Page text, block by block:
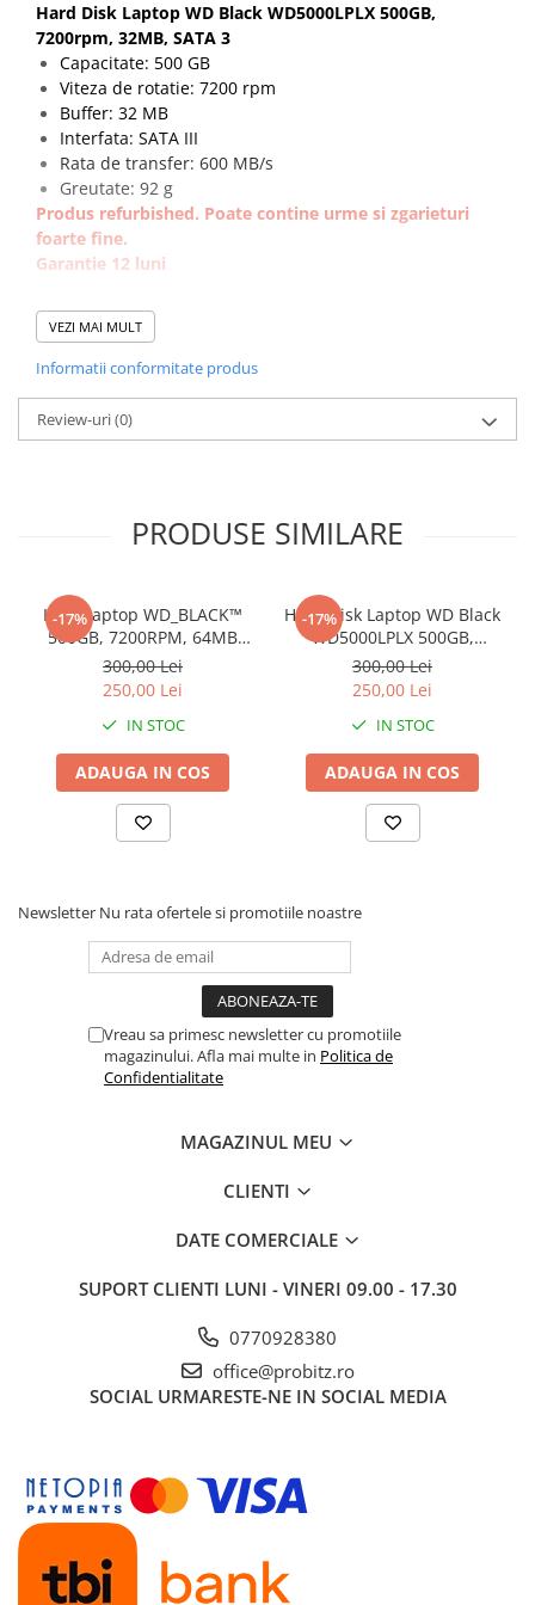
Calculatoare All-in-One RENEW
Componente All-in-One
Monitoare
Monitoare NOI
Monitoare Refurbished
Monitoare Renew
Monitoare Second-Hand
Servere
Accesorii server
Cabinete metalice
Carcase server
Sisteme server
Periferice
Periferice PC
Hard Disk-uri & SSD-uri externe
UPS-uri
Accesorii UPS-uri
Statii GRAFICE
Statii GRAFICE Refurbished
Imprimante&Consumabile
Cartuse cerneala
Multifunctionale laser
Accesorii switch-uri
Adaptoare PowerLAN
Alte accesorii retea
Access Points & Range Extendere
Placi de retea
Hard Disk Laptop WD Black WD5000LPLX 500GB,
7200rpm, 32MB, SATA 3
Capacitate: 500 GB
Viteza de rotatie: 7200 rpm
Buffer: 32 MB
Interfata: SATA III
Rata de transfer: 600 MB/s
Greutate: 92 g
Produs refurbished. Poate contine urme si zgarieturi
foarte fine.
Garantie 12 luni
VEZI MAI MULT
Informatii conformitate produs
Review-uri(0)
PRODUSE SIMILARE
-17%
HDD Laptop WD_BLACK™
500GB, 7200RPM, 64MB
cache, SATA-III
300,00 Lei
250,00 Lei
IN STOC
ADAUGA IN COS
-17%
Hard Disk Laptop WD Black
WD5000LPLX 500GB,
7200rpm, 32MB, SATA 3
300,00 Lei
250,00 Lei
IN STOC
ADAUGA IN COS
Newsletter Nu rata ofertele si promotiile noastre
Vreau sa primesc newsletter cu promotiile
magazinului. Afla mai multe in Politica de
Confidentialitate
MAGAZINUL MEU
CLIENTI
DATE COMERCIALE
SUPORT CLIENTI LUNI - VINERI 09.00 - 17.30
0770928380
office@probitz.ro
SOCIAL URMARESTE-NE IN SOCIAL MEDIA